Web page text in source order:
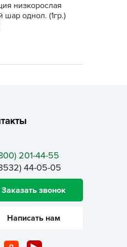
низкорослая
шар однол. (1гр.)
201-44-55
44-05-05
Заказать звонок
Написать нам